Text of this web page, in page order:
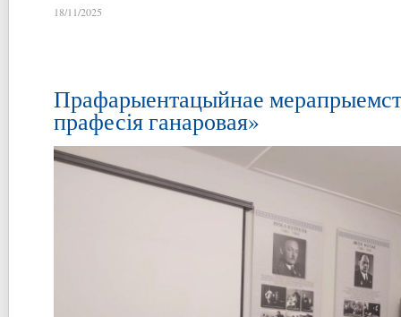
18/11/2025
Прафарыентацыйнае
прафесія ганаровая»